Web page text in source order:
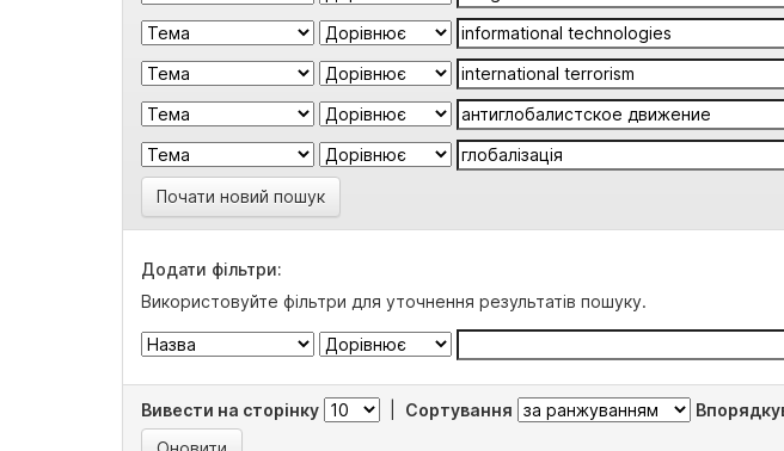
Почати новий пошук
Додати фільтри:
Використовуйте фільтри для уточнення результатів пошуку.
Вивести на сторінку Сортування